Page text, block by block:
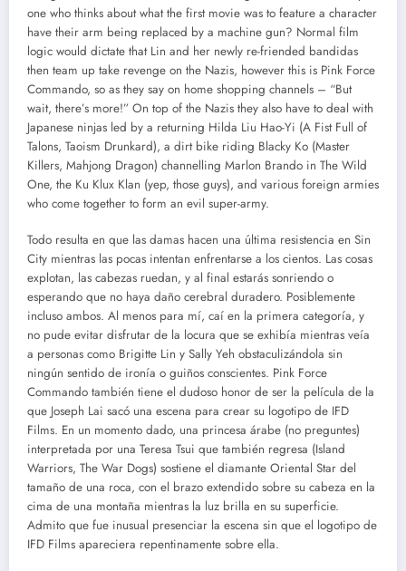
one who thinks about what the first movie was to feature a character
have their arm being replaced by a machine gun? Normal film
logic would dictate that Lin and her newly re-friended bandidas
then team up take revenge on the Nazis, however this is Pink Force
Commando, so as they say on home shopping channels – “But
wait, there’s more!” On top of the Nazis they also have to deal with
Japanese ninjas led by a returning Hilda Liu Hao-Yi (A Fist Full of
Talons, Taoism Drunkard), a dirt bike riding Blacky Ko (Master
Killers, Mahjong Dragon) channelling Marlon Brando in The Wild
One, the Ku Klux Klan (yep, those guys), and various foreign armies
who come together to form an evil super-army.
Todo resulta en que las damas hacen una última resistencia en Sin
City mientras las pocas intentan enfrentarse a los cientos. Las cosas
explotan, las cabezas ruedan, y al final estarás sonriendo o
esperando que no haya daño cerebral duradero. Posiblemente
incluso ambos. Al menos para mí, caí en la primera categoría, y
no pude evitar disfrutar de la locura que se exhibía mientras veía
a personas como Brigitte Lin y Sally Yeh obstaculizándola sin
ningún sentido de ironía o guiños conscientes. Pink Force
Commando también tiene el dudoso honor de ser la película de la
que Joseph Lai sacó una escena para crear su logotipo de IFD
Films. En un momento dado, una princesa árabe (no preguntes)
interpretada por una Teresa Tsui que también regresa (Island
Warriors, The War Dogs) sostiene el diamante Oriental Star del
tamaño de una roca, con el brazo extendido sobre su cabeza en la
cima de una montaña mientras la luz brilla en su superficie.
Admito que fue inusual presenciar la escena sin que el logotipo de
IFD Films apareciera repentinamente sobre ella.